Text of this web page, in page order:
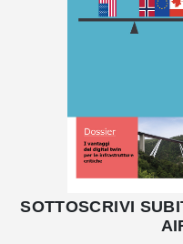
SOTTOSCRIVI